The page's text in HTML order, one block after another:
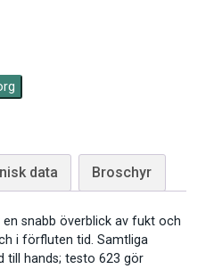
data Broschyr
snabb överblick av fukt och
i förfluten tid. Samtliga
till hands; testo 623 gör